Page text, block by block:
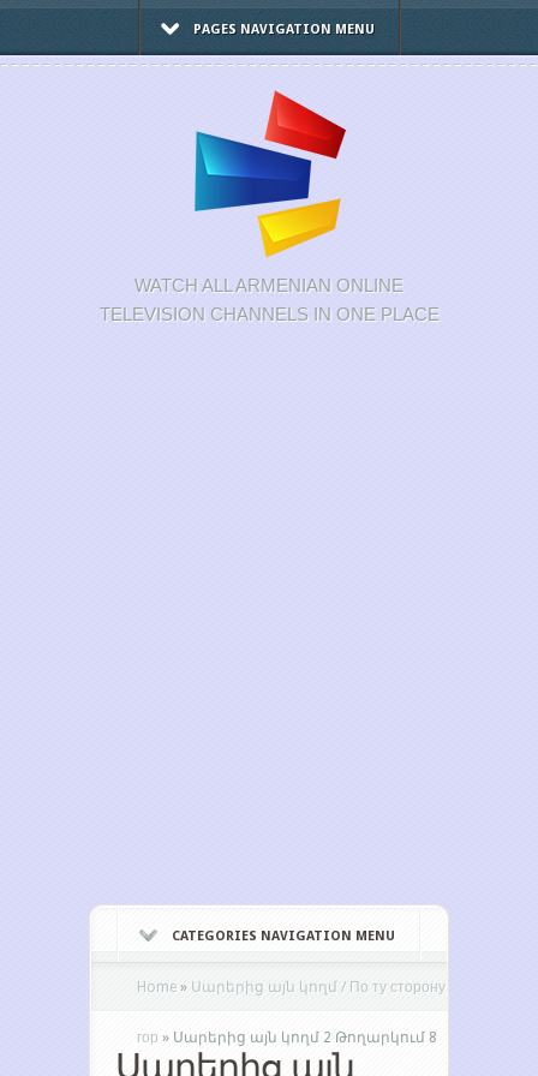
PAGES NAVIGATION MENU
WATCH ALL ARMENIAN ONLINE
TELEVISION CHANNELS IN ONE PLACE
CATEGORIES NAVIGATION MENU
Home » Սարերից այն կողմ / По ту сторону
гор » Սարերից այն կողմ 2 Թողարկում 8
Սարերից այն